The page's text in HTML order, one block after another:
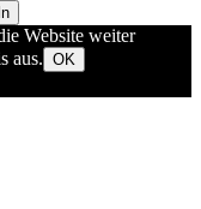
Website weiter
aus. OK